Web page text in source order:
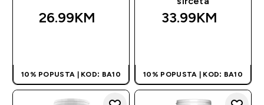
26.99KM‎
10% POPUSTA | KOD: BA10
33.99KM‎
10% POPUSTA | KOD: BA10